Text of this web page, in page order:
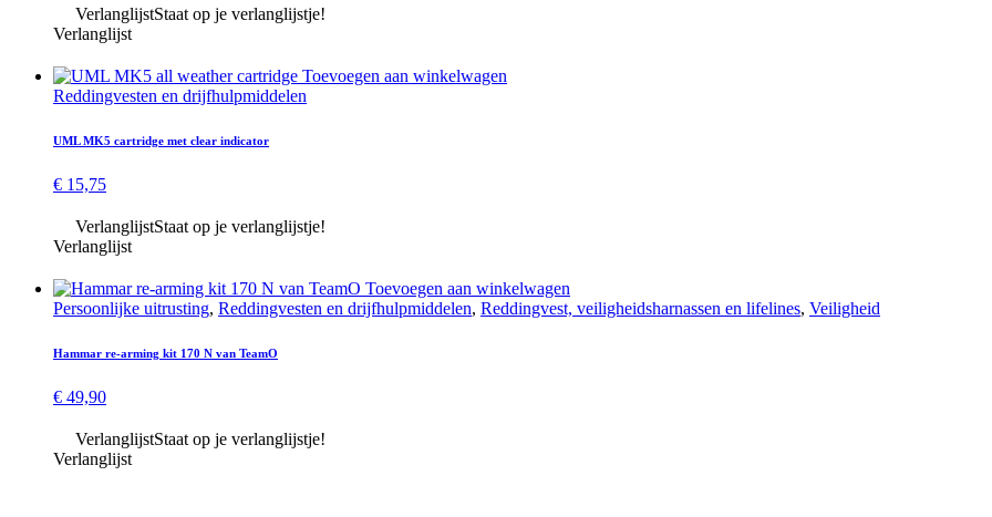
VerlanglijstStaat op je verlanglijstje!
Verlanglijst
Toevoegen aan winkelwagen
Redding­vesten en drijf­hulp­middelen
UML MK5 cartridge met clear indicator
€ 15,75
VerlanglijstStaat op je verlanglijstje!
Verlanglijst
Toevoegen aan winkelwagen
Persoonlijke uitrusting, Redding­vesten en drijf­hulp­middelen, Reddingvest, veiligheids­harnassen en lifelines, Veiligheid
Hammar re-arming kit 170 N van TeamO
€ 49,90
VerlanglijstStaat op je verlanglijstje!
Verlanglijst